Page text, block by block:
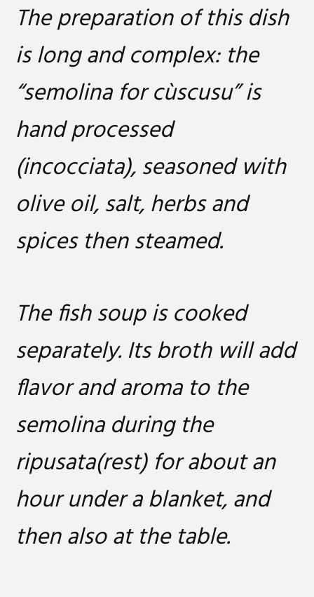
The preparation of this dish
is long and complex: the
“semolina for cùscusu” is
hand processed
(incocciata), seasoned with
olive oil, salt, herbs and
spices then steamed.
The fish soup is cooked
separately. Its broth will add
flavor and aroma to the
semolina during the
ripusata(rest) for about an
hour under a blanket, and
then also at the table.